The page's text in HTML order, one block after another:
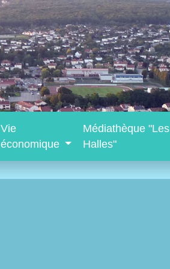
Vie
économique
Médiathèque "Les
Halles"